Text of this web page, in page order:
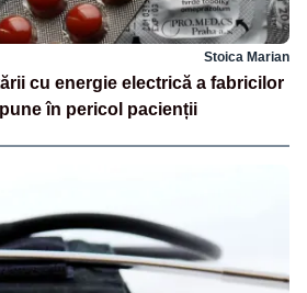
Stoica Marian
cu energie electrică a fabricilor
în pericol pacienții